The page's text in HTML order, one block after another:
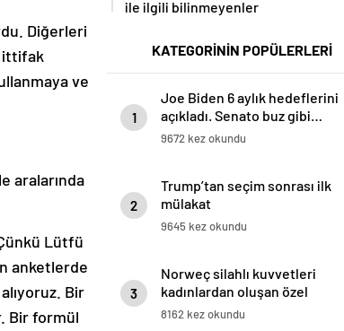
Diğerleri
ittifak
ve
aralarında
Lütfü
anketlerde
Bir
Bir formül
ile ilgili bilinmeyenler
KATEGORİNİN POPÜLERLERİ
1
Joe Biden 6 aylık hedeflerini
açıkladı. Senato buz gibi…
9672 kez okundu
2
Trump’tan seçim sonrası ilk
mülakat
9645 kez okundu
3
Norweç silahlı kuvvetleri
kadınlardan oluşan özel
kuvvetler eğitimlerini başlattı.
8162 kez okundu